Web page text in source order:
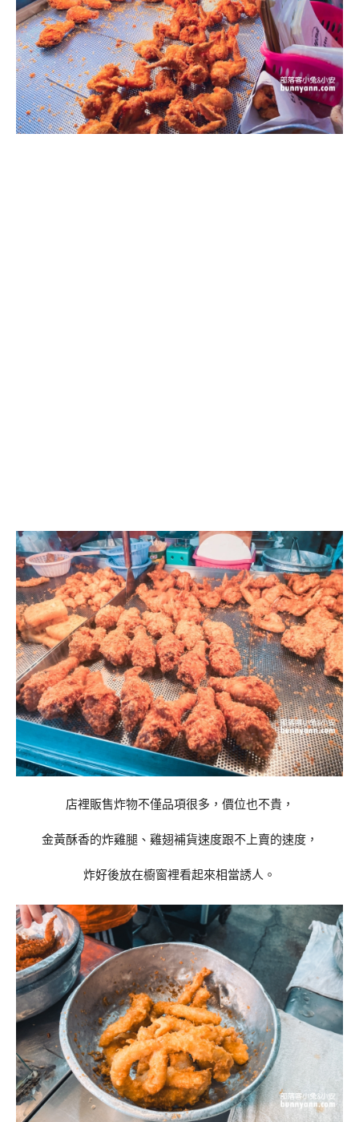
店裡販售炸物不僅品項很多，價位也不貴，
金黃酥香的炸雞腿、雞翅補貨速度跟不上賣的速度，
炸好後放在櫥窗裡看起來相當誘人。